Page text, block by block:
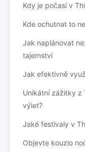
Kdy je počasí v
Kde ochutnat to
Jak naplánovat
tajemství
Jak efektivně
Unikátní zážitky z
výlet?
Jaké festivaly v
Objevte kouzlo